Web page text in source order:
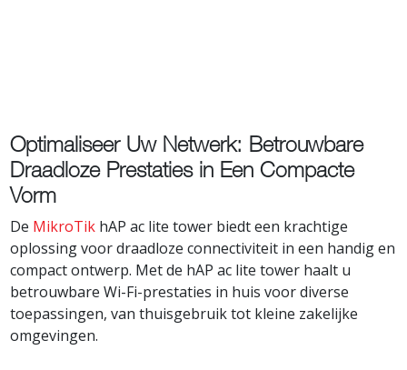
Optimaliseer Uw Netwerk: Betrouwbare
Draadloze Prestaties in Een Compacte
Vorm
De MikroTik hAP ac lite tower biedt een krachtige
oplossing voor draadloze connectiviteit in een handig en
compact ontwerp. Met de hAP ac lite tower haalt u
betrouwbare Wi-Fi-prestaties in huis voor diverse
toepassingen, van thuisgebruik tot kleine zakelijke
omgevingen.